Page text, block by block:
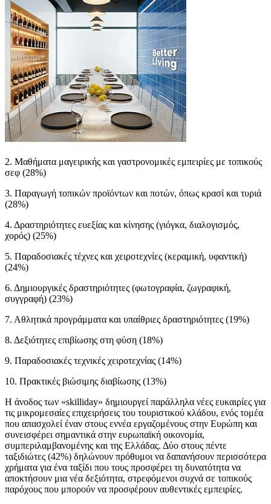
2. Μαθήματα μαγειρικής και γαστρονομικές εμπειρίες με τοπικούς
σεφ (28%)
3. Παραγωγή τοπικών προϊόντων και ποτών, όπως κρασί και τυριά
(28%)
4. Δραστηριότητες ευεξίας και κίνησης (γιόγκα, διαλογισμός,
χορός) (25%)
5. Παραδοσιακές τέχνες και χειροτεχνίες (κεραμική, υφαντική)
(24%)
6. Δημιουργικές δραστηριότητες (φωτογραφία, ζωγραφική,
συγγραφή) (23%)
7. Αθλητικά προγράμματα και υπαίθριες δραστηριότητες (19%)
8. Δεξιότητες επιβίωσης στη φύση (18%)
9. Παραδοσιακές τεχνικές χειροτεχνίας (14%)
10. Πρακτικές βιώσιμης διαβίωσης (13%)
Η άνοδος των «skilliday» δημιουργεί παράλληλα νέες ευκαιρίες για
τις μικρομεσαίες επιχειρήσεις του τουριστικού κλάδου, ενός τομέα
που απασχολεί έναν στους εννέα εργαζομένους στην Ευρώπη και
συνεισφέρει σημαντικά στην ευρωπαϊκή οικονομία,
συμπεριλαμβανομένης και της Ελλάδας. Δύο στους πέντε
ταξιδιώτες (42%) δηλώνουν πρόθυμοι να δαπανήσουν περισσότερα
χρήματα για ένα ταξίδι που τους προσφέρει τη δυνατότητα να
αποκτήσουν μια νέα δεξιότητα, στρεφόμενοι συχνά σε τοπικούς
παρόχους που μπορούν να προσφέρουν αυθεντικές εμπειρίες.